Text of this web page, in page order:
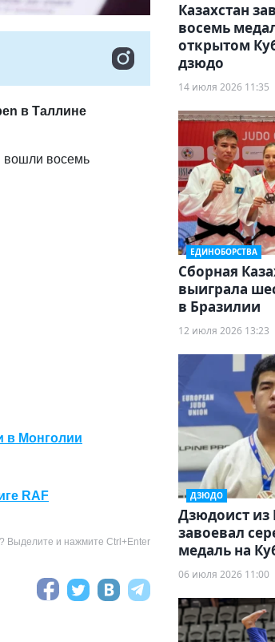
в Таллине
вошли восемь
в Монголии
RAF
Выделите и нажмите Ctrl+Enter
Казахстан
восемь
открытом
дзюдо
14 июля 2026 11:35
ЕДИНОБОРСТВА
Сборная
выиграла
в Бразилии
12 июля 2026 13:23
ДЗЮДО
Дзюдоист из
завоевал
медаль на
06 июля 2026 11:00